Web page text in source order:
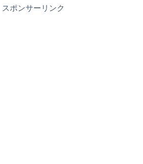
スポンサーリンク